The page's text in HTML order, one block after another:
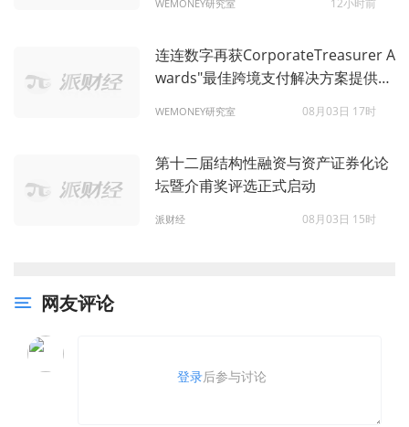
WEMONEY研究室 12小时前
连连数字再获CorporateTreasurer A
wards"最佳跨境支付解决方案提供
WEMONEY研究室 08月03日 17时
第十二届结构性融资与资产证券化论
坛暨介甫奖评选正式启动
派财经 08月03日 15时
网友评论
登录后参与讨论